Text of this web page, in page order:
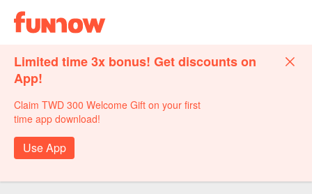
Limited time 3x bonus! Get discounts on
App!
Claim TWD 300 Welcome Gift on your first
time app download!
Use App